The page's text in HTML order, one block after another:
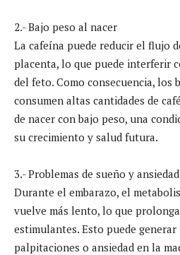
2.- Bajo peso al nacer
La cafeína puede reducir el flujo
placenta, lo que puede interferir
del feto. Como consecuencia, los
consumen altas cantidades de
de nacer con bajo peso, una
su crecimiento y salud futura.
3.- Problemas de sueño y
Durante el embarazo, el
vuelve más lento, lo que
estimulantes. Esto puede
palpitaciones o ansiedad en la